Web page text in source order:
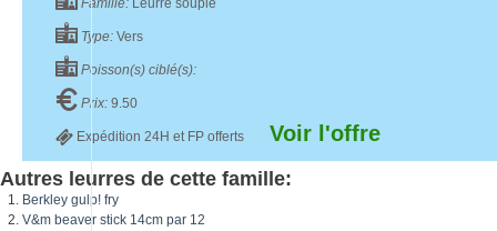
Famille: Leurre souple
Type: Vers
Poisson(s) ciblé(s):
Prix: 9.50
Expédition 24H et FP offerts Voir l'offre
Autres leurres de cette famille:
Berkley gulp! fry
V&m beaver stick 14cm par 12